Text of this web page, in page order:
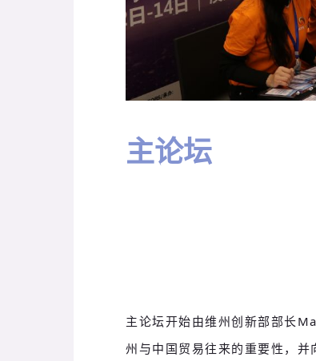
主论坛
主论坛开始由维州创新部部长
州与中国贸易往来的重要性，并